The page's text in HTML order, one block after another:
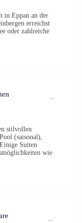
in Eppan an der
erreichst
oder zahlreiche
stilvollen
(saisonal),
Suiten
wie